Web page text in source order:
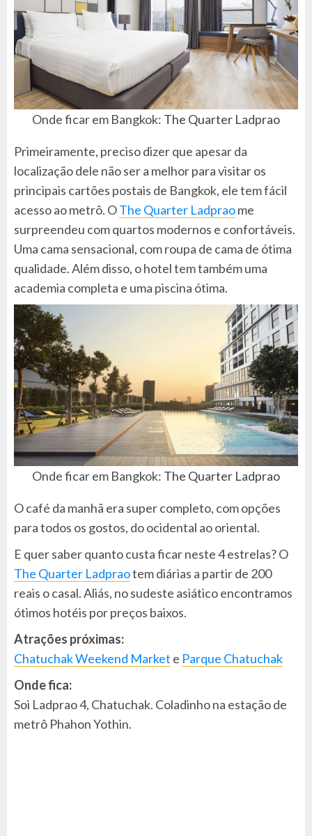
Onde ficar em Bangkok: The Quarter Ladprao
Primeiramente, preciso dizer que apesar da
localização dele não ser a melhor para visitar os
principais cartões postais de Bangkok, ele tem fácil
acesso ao metrô. OThe Quarter Ladpraome
surpreendeu com quartos modernos e confortáveis.
Uma cama sensacional, com roupa de cama de ótima
qualidade. Além disso, o hotel tem também uma
academia completa e uma piscina ótima.
Onde ficar em Bangkok: The Quarter Ladprao
O café da manhã era super completo, com opções
para todos os gostos, do ocidental ao oriental.
E quer saber quanto custa ficar neste 4 estrelas? O
The Quarter Ladpraotem diárias a partir de 200
reais o casal. Aliás, no sudeste asiático encontramos
ótimos hotéis por preços baixos.
Atrações próximas:
Chatuchak Weekend Market e Parque Chatuchak
Onde fica:
Soi Ladprao 4, Chatuchak. Coladinho na estação de
metrô Phahon Yothin.